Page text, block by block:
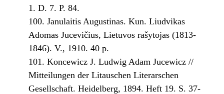
1. D. 7. P. 84.
Janulaitis Augustinas. Kun. Liudvikas
Adomas Jucevičius, Lietuvos rašytojas (1813­
1846). V., 1910. 40 p.
Koncewicz J. Ludwig Adam Jucewicz //
Mitteilungen der Litauschen Literarschen
Gesellschaft. Heidelberg, 1894. Heft 19. S. 37­